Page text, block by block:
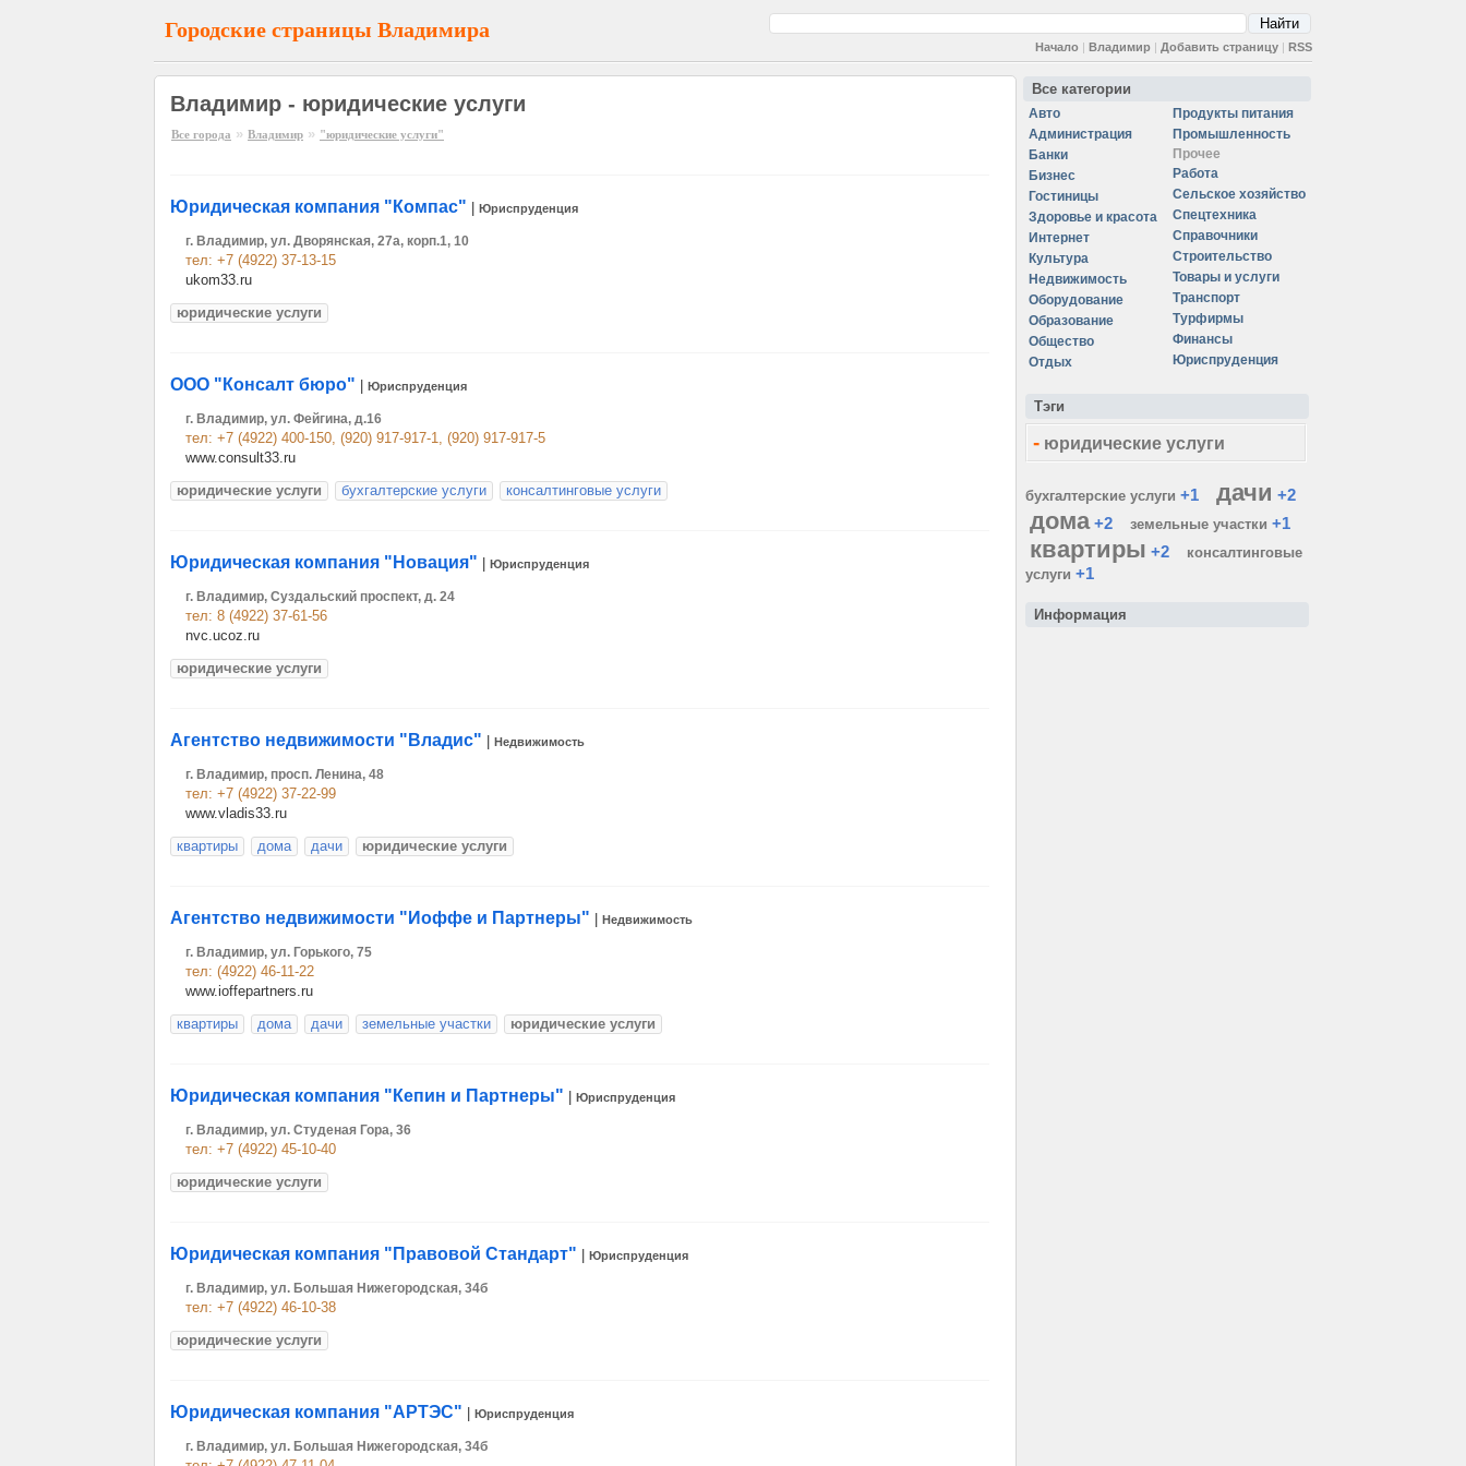
Городские страницы Владимира
Начало | Владимир | Добавить страницу | RSS
Владимир - юридические услуги
Все города » Владимир » "юридические услуги"
Юридическая компания "Компас" Юриспруденция
г. Владимир, ул. Дворянская, 27а, корп.1, 10
тел: +7 (4922) 37-13-15
ukom33.ru
юридические услуги
ООО "Консалт бюро" Юриспруденция
г. Владимир, ул. Фейгина, д.16
тел: +7 (4922) 400-150, (920) 917-917-1, (920) 917-917-5
www.consult33.ru
юридические услуги
бухгалтерские услуги консалтинговые услуги
Юридическая компания "Новация" Юриспруденция
г. Владимир, Суздальский проспект, д. 24
тел: 8 (4922) 37-61-56
nvc.ucoz.ru
юридические услуги
Агентство недвижимости "Владис" Недвижимость
г. Владимир, просп. Ленина, 48
тел: +7 (4922) 37-22-99
www.vladis33.ru
квартиры
дома дачи юридические услуги
Агентство недвижимости "Иоффе и Партнеры" Недвижимость
г. Владимир, ул. Горького, 75
тел: (4922) 46-11-22
www.ioffepartners.ru
квартиры
дома дачи земельные участки юридические услуги
Юридическая компания "Кепин и Партнеры" Юриспруденция
г. Владимир, ул. Студеная Гора, 36
тел: +7 (4922) 45-10-40
юридические услуги
Юридическая компания "Правовой Стандарт" Юриспруденция
г. Владимир, ул. Большая Нижегородская, 34б
тел: +7 (4922) 46-10-38
юридические услуги
Юридическая компания "АРТЭС" Юриспруденция
г. Владимир, ул. Большая Нижегородская, 34б
Все категории
Авто
Администрация
Банки
Бизнес
Гостиницы
Здоровье и красота
Интернет
Культура
Недвижимость
Оборудование
Образование
Общество
Отдых
Продукты питания
Промышленность
Прочее
Работа
Сельское хозяйство
Спецтехника
Справочники
Строительство
Товары и услуги
Транспорт
Турфирмы
Финансы
Юриспруденция
Тэги
- юридические услуги
бухгалтерские услуги +1 дачи +2
дома +2 земельные участки +1
квартиры +2
консалтинговые
услуги +1
Информация